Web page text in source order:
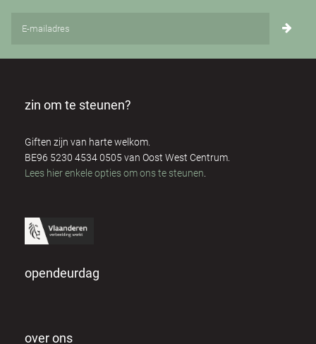
zin om te steunen?
Giften zijn van harte welkom.
BE96 5230 4534 0505 van Oost West Centrum.
Lees hier enkele opties om ons te steunen
opendeurdag
over ons